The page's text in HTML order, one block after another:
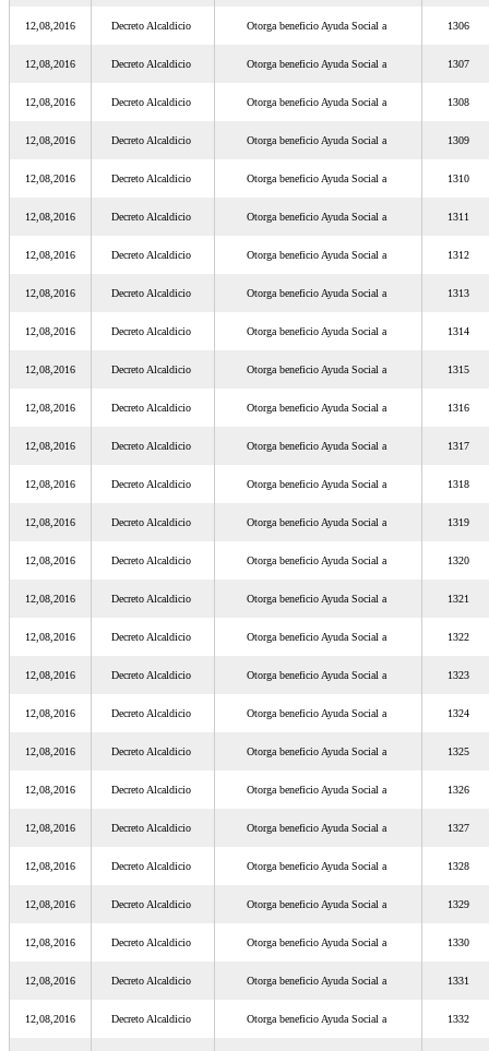
12,08,2016 Decreto Alcaldicio Otorga beneficio Ayuda Social a 1306
12,08,2016 Decreto Alcaldicio Otorga beneficio Ayuda Social a 1307
12,08,2016 Decreto Alcaldicio Otorga beneficio Ayuda Social a 1308
12,08,2016 Decreto Alcaldicio Otorga beneficio Ayuda Social a 1309
12,08,2016 Decreto Alcaldicio Otorga beneficio Ayuda Social a 1310
12,08,2016 Decreto Alcaldicio Otorga beneficio Ayuda Social a 1311
12,08,2016 Decreto Alcaldicio Otorga beneficio Ayuda Social a 1312
12,08,2016 Decreto Alcaldicio Otorga beneficio Ayuda Social a 1313
12,08,2016 Decreto Alcaldicio Otorga beneficio Ayuda Social a 1314
12,08,2016 Decreto Alcaldicio Otorga beneficio Ayuda Social a 1315
12,08,2016 Decreto Alcaldicio Otorga beneficio Ayuda Social a 1316
12,08,2016 Decreto Alcaldicio Otorga beneficio Ayuda Social a 1317
12,08,2016 Decreto Alcaldicio Otorga beneficio Ayuda Social a 1318
12,08,2016 Decreto Alcaldicio Otorga beneficio Ayuda Social a 1319
12,08,2016 Decreto Alcaldicio Otorga beneficio Ayuda Social a 1320
12,08,2016 Decreto Alcaldicio Otorga beneficio Ayuda Social a 1321
12,08,2016 Decreto Alcaldicio Otorga beneficio Ayuda Social a 1322
12,08,2016 Decreto Alcaldicio Otorga beneficio Ayuda Social a 1323
12,08,2016 Decreto Alcaldicio Otorga beneficio Ayuda Social a 1324
12,08,2016 Decreto Alcaldicio Otorga beneficio Ayuda Social a 1325
12,08,2016 Decreto Alcaldicio Otorga beneficio Ayuda Social a 1326
12,08,2016 Decreto Alcaldicio Otorga beneficio Ayuda Social a 1327
12,08,2016 Decreto Alcaldicio Otorga beneficio Ayuda Social a 1328
12,08,2016 Decreto Alcaldicio Otorga beneficio Ayuda Social a 1329
12,08,2016 Decreto Alcaldicio Otorga beneficio Ayuda Social a 1330
12,08,2016 Decreto Alcaldicio Otorga beneficio Ayuda Social a 1331
12,08,2016 Decreto Alcaldicio Otorga beneficio Ayuda Social a 1332